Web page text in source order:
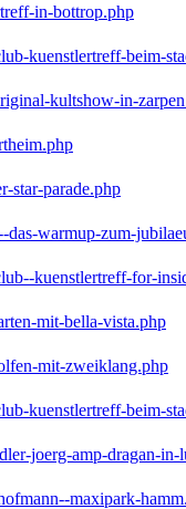
in-bottrop.php
kuenstlertreff-beim-
kultshow-in-
star-parade.php
warmup-zum-
kuenstlertreff-for-
mit-bella-vista.php
mit-zweiklang.php
kuenstlertreff-beim-
joerg-amp-dragan-in-
maxipark-